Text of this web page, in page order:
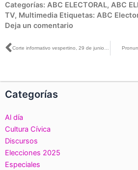
Categorías: ABC ELECTORAL, ABC
TV, Multimedia Etiquetas: ABC
Deja un comentario
Ant Corte informativo vespertino, 29 de junio de 2018
Categorías
Al día
Cultura Cívica
Discursos
Elecciones 2025
Especiales